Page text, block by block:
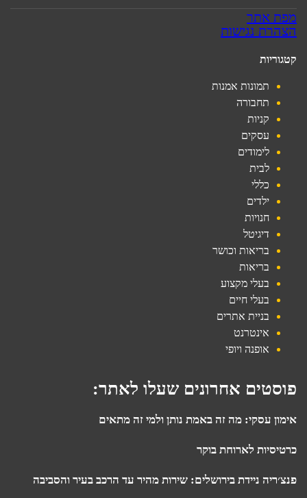
מפת אתר
הצהרת נגישות
קטגוריות
תמונות אמנות
תחבורה
קניות
עסקים
לימודים
לבית
כללי
ילדים
חנויות
דיגיטל
בריאות וכושר
בריאות
בעלי מקצוע
בעלי חיים
בניית אתרים
אינטרנט
אופנה ויופי
פוסטים אחרונים שעלו לאתר:
אימון עסקי: מה זה באמת נותן ולמי זה מתאים
כרטיסיות לארוחת בוקר
פנצ׳ריה ניידת בירושלים: שירות מהיר עד הרכב בעיר והסביבה